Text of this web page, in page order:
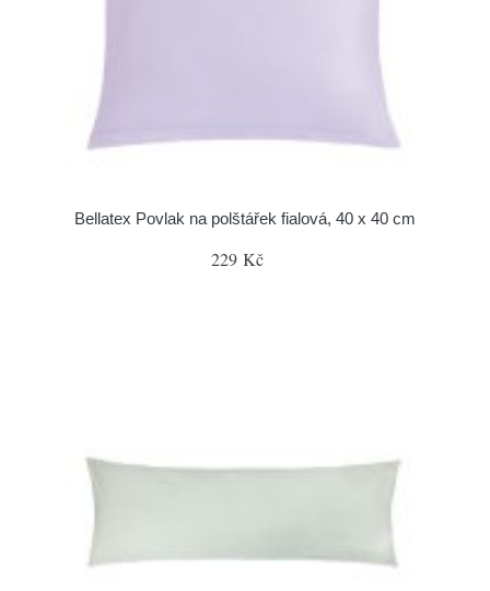
Bellatex Povlak na polštářek fialová, 40 x 40 cm
229 Kč